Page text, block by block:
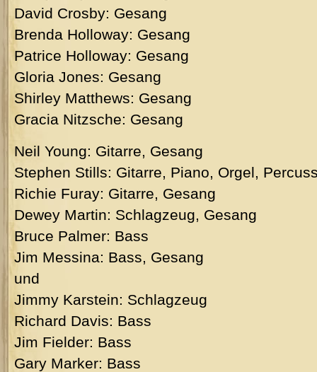
David Crosby: Gesang
Brenda Holloway: Gesang
Patrice Holloway: Gesang
Gloria Jones: Gesang
Shirley Matthews: Gesang
Gracia Nitzsche: Gesang
Neil Young: Gitarre, Gesang
Stephen Stills: Gitarre, Piano, Orgel,
Richie Furay: Gitarre, Gesang
Dewey Martin: Schlagzeug, Gesang
Bruce Palmer: Bass
Jim Messina: Bass, Gesang
und
Jimmy Karstein: Schlagzeug
Richard Davis: Bass
Jim Fielder: Bass
Gary Marker: Bass